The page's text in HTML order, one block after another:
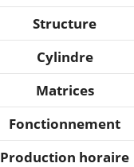
Structure
Cylindre
Matrices
Fonctionnement
Production horaire